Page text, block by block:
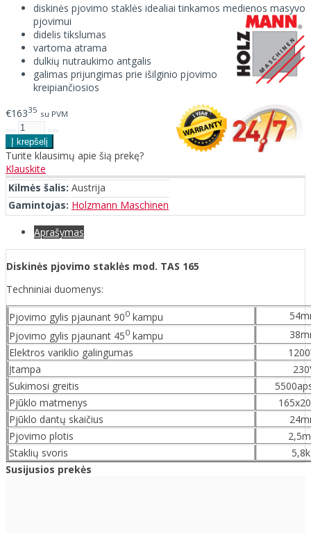
diskinės pjovimo staklės idealiai tinkamos medienos masyvo
pjovimui
didelis tikslumas
vartoma atrama
dulkių nutraukimo antgalis
galimas prijungimas prie išilginio pjovimo
kreipiančiosios
€16335 su PVM
Turite klausimų apie šią prekę?
Klauskite
Kilmės šalis: Austrija
Gamintojas: Holzmann Maschinen
Aprašymas
Diskinės pjovimo staklės mod. TAS 165
Techniniai duomenys:
Pjovimo gylis pjaunant 900 kampu
Pjovimo gylis pjaunant 450 kampu
Elektros variklio galingumas
Įtampa
Sukimosi greitis
Pjūklo matmenys
Pjūklo dantų skaičius
Pjovimo plotis
Staklių svoris
Susijusios prekės